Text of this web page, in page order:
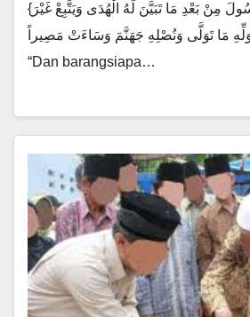
{وَمَنْ يُشَاقِقِ الرَّسُولَ مِنْ بَعْدِ مَا تَبَيَّنَ لَهُ الْهُدَى وَيَتَّبِعْ غَيْرَ
مَا تَوَلَّى وَنُصْلِهِ جَهَنَّمَ وَسَاءَتْ مَصِيراً}
“Dan barangsiapa…